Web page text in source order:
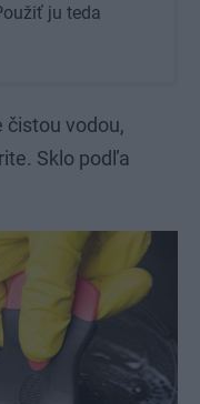
ju teda
čistou vodou,
Sklo podľa